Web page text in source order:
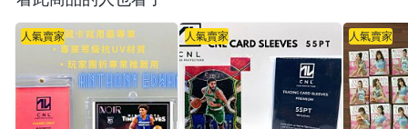
人氣賣家 人氣賣家 人氣賣家